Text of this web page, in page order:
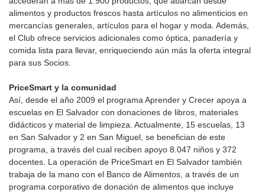
alimentos y productos frescos hasta artículos no alimenticios en
mercancías generales, artículos para el hogar y moda. Además,
el Club ofrece servicios adicionales como óptica, panadería y
comida lista para llevar, enriqueciendo aún más la oferta integral
para sus Socios.
PriceSmart y la comunidad
Así, desde el año 2009 el programa Aprender y Crecer apoya a
escuelas en El Salvador con donaciones de libros, materiales
didácticos y material de limpieza. Actualmente, 15 escuelas, 13
en San Salvador y 2 en San Miguel, se benefician de este
programa, a través del cual reciben apoyo 8.047 niños y 372
docentes. La operación de PriceSmart en El Salvador también
trabaja de la mano con el Banco de Alimentos, a través de un
programa corporativo de donación de alimentos que incluye